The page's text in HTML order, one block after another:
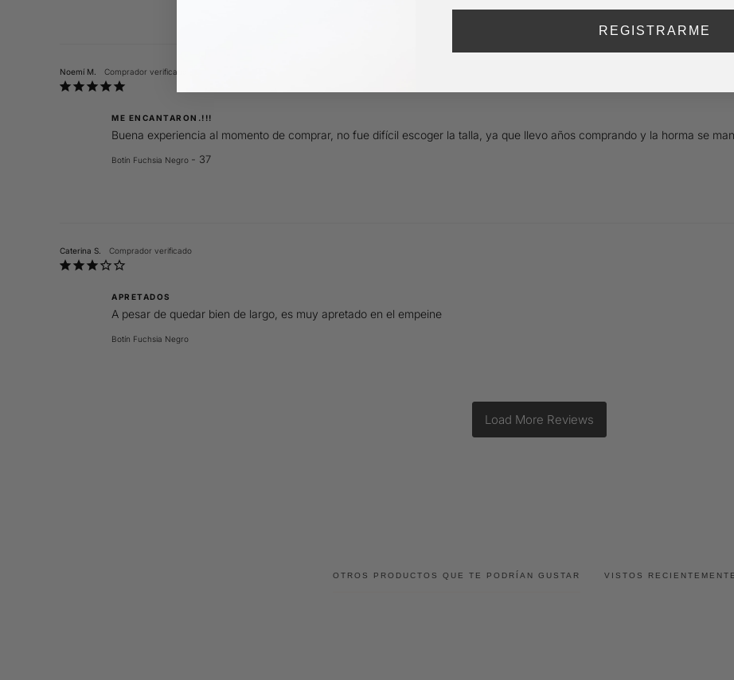
Noemí M.
ME ENCANTARON.!!!
Buena experiencia al momento de comprar, no fue difícil escoger la talla, ya que llevo años comprando y la horma se
Botín Fuchsia Negro 37
Caterina S.
APRETADOS
A pesar de quedar bien de largo, es muy apretado en el empeine
Botín Fuchsia Negro
OTROS PRODUCTOS QUE TE PODRÍAN GUSTAR VISTOS RECIENTEMENTE
REGISTRARME